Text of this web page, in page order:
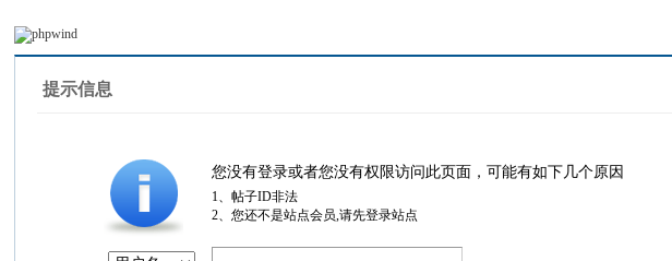
提示信息
您没有登录或者您没有权限访问此页面，可能有如下几个原因
1、帖子ID非法
2、您还不是站点会员,请先登录站点